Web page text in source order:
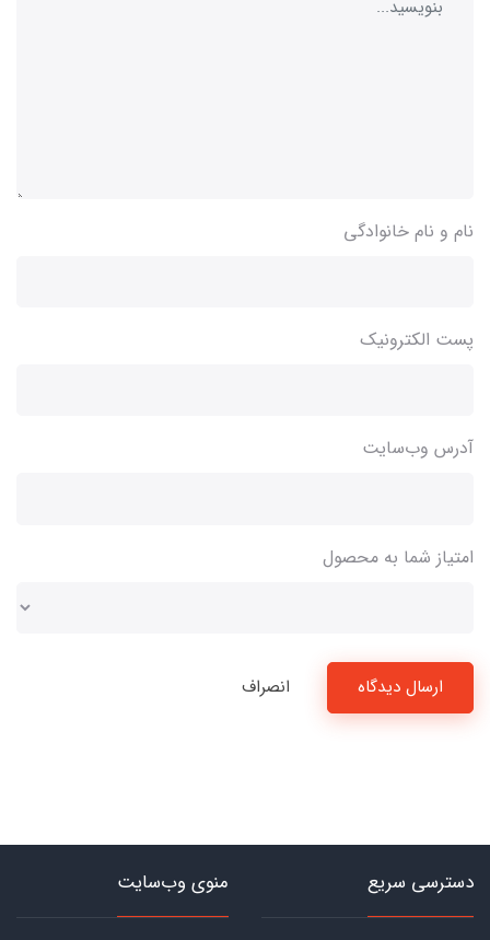
نام و نام خانوادگی
پست الکترونیک
آدرس وب‌سایت
امتیاز شما به محصول
ارسال دیدگاه انصراف
دسترسی سریع منوی وب‌سایت